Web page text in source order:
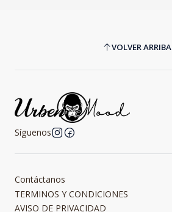
VOLVER ARRIBA
Síguenos
Contáctanos
TERMINOS Y CONDICIONES
AVISO DE PRIVACIDAD